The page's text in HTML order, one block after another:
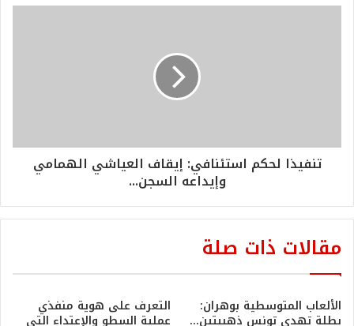
تنفيذا لحكم استئنافي: إيقاف العياشي الهمامي
وإيداعه السجن...
مقالات ذات صلة
الألعاب المتوسطية بوهران:
بطلة تهدي تونس ذهبيتين…
التعرف على هوية منفذي
عملية السطو والإعتداء التي